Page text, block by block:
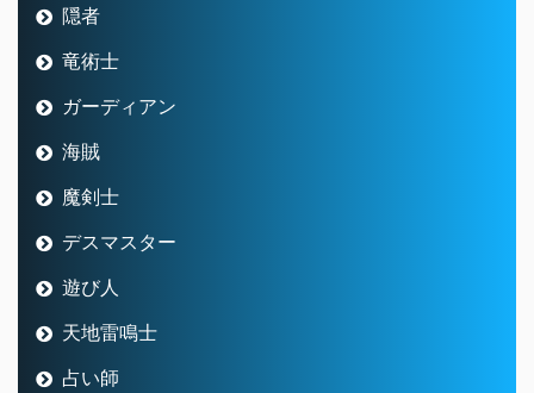
隠者
竜術士
ガーディアン
海賊
魔剣士
デスマスター
遊び人
天地雷鳴士